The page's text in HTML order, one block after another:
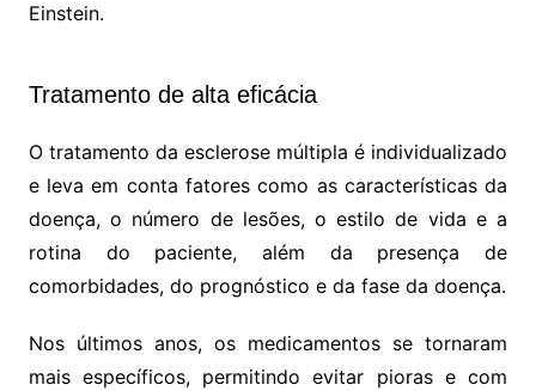
Einstein.
Tratamento de alta eficácia
O tratamento da esclerose múltipla é individualizado
e leva em conta fatores como as características da
doença, o número de lesões, o estilo de vida e a
rotina do paciente, além da presença de
comorbidades, do prognóstico e da fase da doença.
Nos últimos anos, os medicamentos se tornaram
mais específicos, permitindo evitar pioras e com